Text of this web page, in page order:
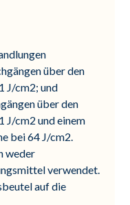
über den
J/cm2; und
über den
J/cm2 und einem
bei 64 J/cm2.
weder
verwendet.
auf die